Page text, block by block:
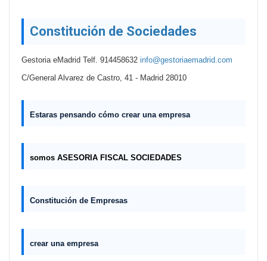
Constitución de Sociedades
Gestoria eMadrid Telf. 914458632 info@gestoriaemadrid.com
C/General Alvarez de Castro, 41 - Madrid 28010
Estaras pensando cómo crear una empresa
somos ASESORIA FISCAL SOCIEDADES
Constitución de Empresas
crear una empresa